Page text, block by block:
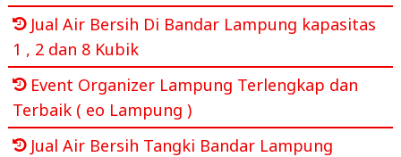
Jual Air Bersih Di Bandar Lampung kapasitas
1 , 2 dan 8 Kubik
Event Organizer Lampung Terlengkap dan
Terbaik ( eo Lampung )
Jual Air Bersih Tangki Bandar Lampung